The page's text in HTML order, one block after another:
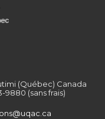
(Québec) Canada
9880 (sans frais)